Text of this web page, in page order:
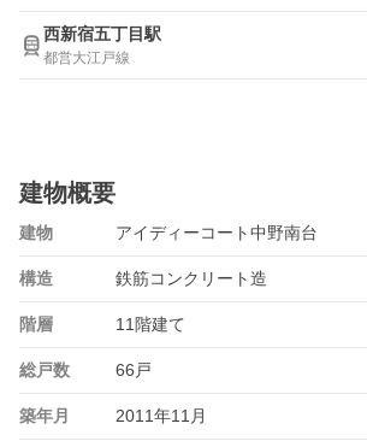
西新宿五丁目駅
都営大江戸線
建物概要
建物 アイディーコート中野南台
構造 鉄筋コンクリート造
階層 11階建て
総戸数 66戸
築年月 2011年11月